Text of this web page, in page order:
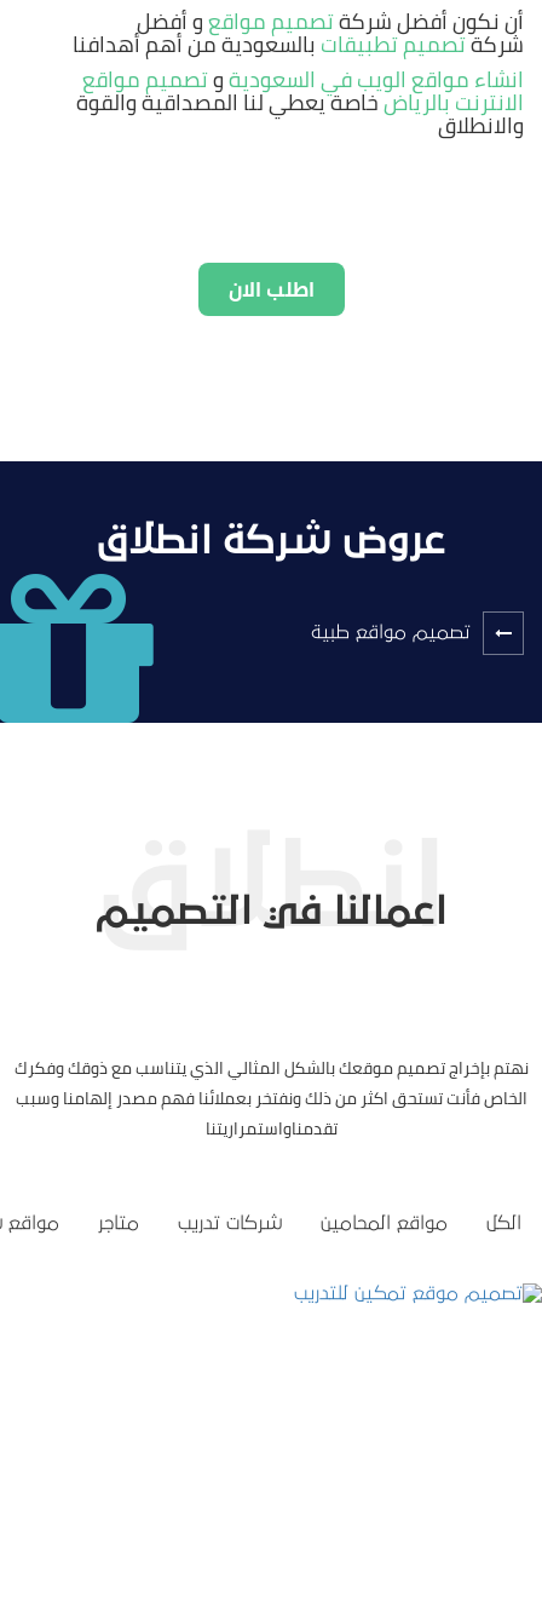
أن نكون أفضل شركةتصميم مواقعو أفضل
شركةتصميم تطبيقات بالسعودية من أهم أهدافنا
انشاء مواقع الويب في السعوديةوتصميم مواقع
الانترنت بالرياضخاصة يعطي لنا المصداقية والقوة
والانطلاق
اطلب الان
عروض شركة انطلاق
تصميم مواقع طبية
اعمالنا في التصميم
نهتم بإخراج تصميم موقعك بالشكل المثالي الذي يتناسب مع ذوقك وفكرك
الخاص فأنت تستحق اكثر من ذلك ونفتخر بعملائنا فهم مصدر إلهامنا وسبب
تقدمناواستمراريتنا
الكل مواقع المحامين شركات تدريب متاجر مواقع